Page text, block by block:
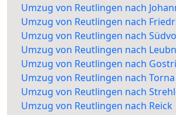
Umzug von Reutlingen nach
Umzug von Reutlingen nach
Umzug von Reutlingen nach
Umzug von Reutlingen nach
Umzug von Reutlingen nach
Umzug von Reutlingen nach Torna
Umzug von Reutlingen nach
Umzug von Reutlingen nach Reick